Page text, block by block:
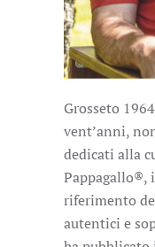
Grosseto
vent’anni,
dedicati alla
Pappagallo®,
riferimento
autentici e